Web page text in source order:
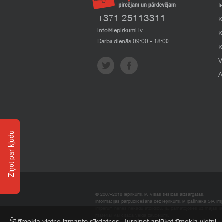
+371 25113311
info@iepirkumi.lv
Darba dienās 09:00 - 18:00
© 2007–2018 Iepirkumi.lv. Visas tiesības aizsargātas.
Informācijas pārpublicēšana bez iepirkumi.lv īpašnieka SIA
Ziņot par kļūdu